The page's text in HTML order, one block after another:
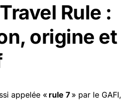
Rule :
origine et
appelée «rule 7 » par le GAFI,